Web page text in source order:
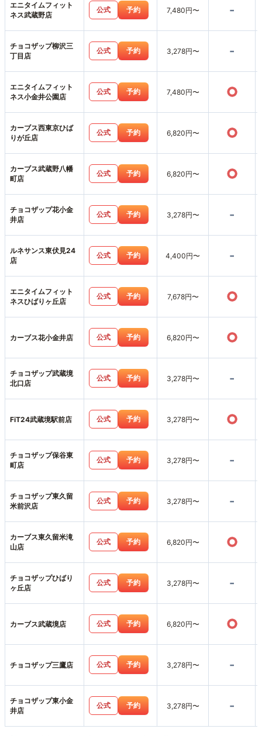
エニタイムフィット
ネス武蔵野店
公式 予約 7,480円〜 -
チョコザップ柳沢三
丁目店
公式 予約 3,278円〜 -
エニタイムフィット
ネス小金井公園店
公式 予約 7,480円〜 ○
カーブス西東京ひば
りが丘店
公式 予約 6,820円〜 ○
カーブス武蔵野八幡
町店
公式 予約 6,820円〜 ○
チョコザップ花小金
井店
公式 予約 3,278円〜 -
ルネサンス東伏見24
店
公式 予約 4,400円〜 -
エニタイムフィット
ネスひばりヶ丘店
公式 予約 7,678円〜 ○
カーブス花小金井店 公式 予約 6,820円〜 ○
チョコザップ武蔵境
北口店
公式 予約 3,278円〜 -
FiT24武蔵境駅前店 公式 予約 3,278円〜 ○
チョコザップ保谷東
町店
公式 予約 3,278円〜 -
チョコザップ東久留
米前沢店
公式 予約 3,278円〜 -
カーブス東久留米滝
山店
公式 予約 6,820円〜 ○
チョコザップひばり
ヶ丘店
公式 予約 3,278円〜 -
カーブス武蔵境店 公式 予約 6,820円〜 ○
チョコザップ三鷹店 公式 予約 3,278円〜 -
チョコザップ東小金
井店
公式 予約 3,278円〜 -